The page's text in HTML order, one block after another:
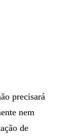
precisará
nem
de